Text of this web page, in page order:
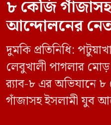
৮ কেজি
আন্দোলনের
দুমকি প্রতিনিধি:
লেবুখালী পাগলার
র‍্যাব-৮ এর অভিযানে
গাঁজাসহ ইসলামী যুব